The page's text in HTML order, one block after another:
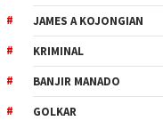
JAMES A KOJONGIAN
KRIMINAL
BANJIR MANADO
GOLKAR